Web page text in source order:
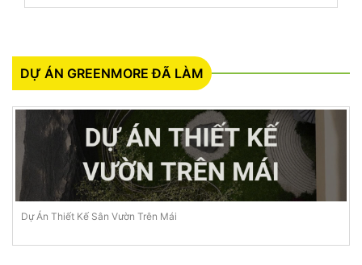
DỰ ÁN GREENMORE ĐÃ LÀM
Dự Án Thiết Kế Sân Vườn Trên Mái